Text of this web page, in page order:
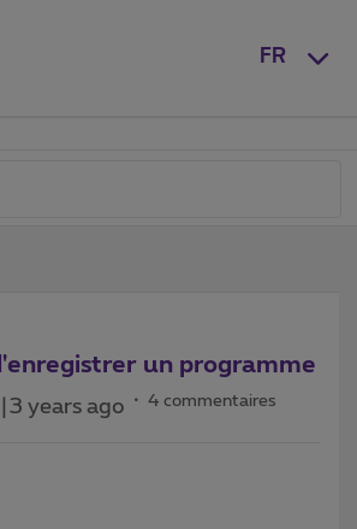
FR
un programme
years ago 4 commentaires